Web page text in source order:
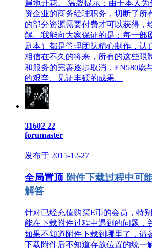
遍地开花。 温馨提示：由于本人
资企业的商务经理职务，切断了所
的部分资源需要付费才可以获得，
解。我能向大家保证的是：每一部
剧本）都是管理团队精心制作，认
相信在不久的将来，所有的这些限
和服务的完善逐步取消，EN580愿
的艰辛、见证丰硕的成果。
31602 22
forumaster
发布于 2015-12-27
全局置顶 附件下载过程中可
解答
针对已经充值购买E币的会员，特
能在下载附件过程中遇到的问题，
如果不知道附件下载到哪里了，请
下载附件后不知道存放位置的统一